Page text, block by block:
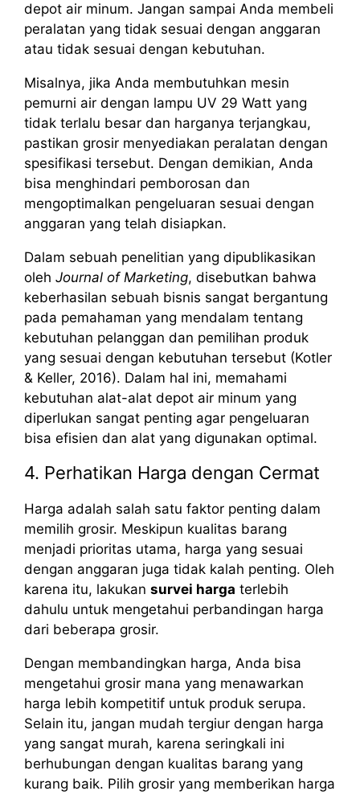
depot air minum. Jangan sampai Anda membeli
peralatan yang tidak sesuai dengan anggaran
atau tidak sesuai dengan kebutuhan.
Misalnya, jika Anda membutuhkan mesin
pemurni air dengan lampu UV 29 Watt yang
tidak terlalu besar dan harganya terjangkau,
pastikan grosir menyediakan peralatan dengan
spesifikasi tersebut. Dengan demikian, Anda
bisa menghindari pemborosan dan
mengoptimalkan pengeluaran sesuai dengan
anggaran yang telah disiapkan.
Dalam sebuah penelitian yang dipublikasikan
oleh Journal of Marketing, disebutkan bahwa
keberhasilan sebuah bisnis sangat bergantung
pada pemahaman yang mendalam tentang
kebutuhan pelanggan dan pemilihan produk
yang sesuai dengan kebutuhan tersebut (Kotler
& Keller, 2016). Dalam hal ini, memahami
kebutuhan alat-alat depot air minum yang
diperlukan sangat penting agar pengeluaran
bisa efisien dan alat yang digunakan optimal.
4. Perhatikan Harga dengan Cermat
Harga adalah salah satu faktor penting dalam
memilih grosir. Meskipun kualitas barang
menjadi prioritas utama, harga yang sesuai
dengan anggaran juga tidak kalah penting. Oleh
karena itu, lakukan survei harga terlebih
dahulu untuk mengetahui perbandingan harga
dari beberapa grosir.
Dengan membandingkan harga, Anda bisa
mengetahui grosir mana yang menawarkan
harga lebih kompetitif untuk produk serupa.
Selain itu, jangan mudah tergiur dengan harga
yang sangat murah, karena seringkali ini
berhubungan dengan kualitas barang yang
kurang baik. Pilih grosir yang memberikan harga